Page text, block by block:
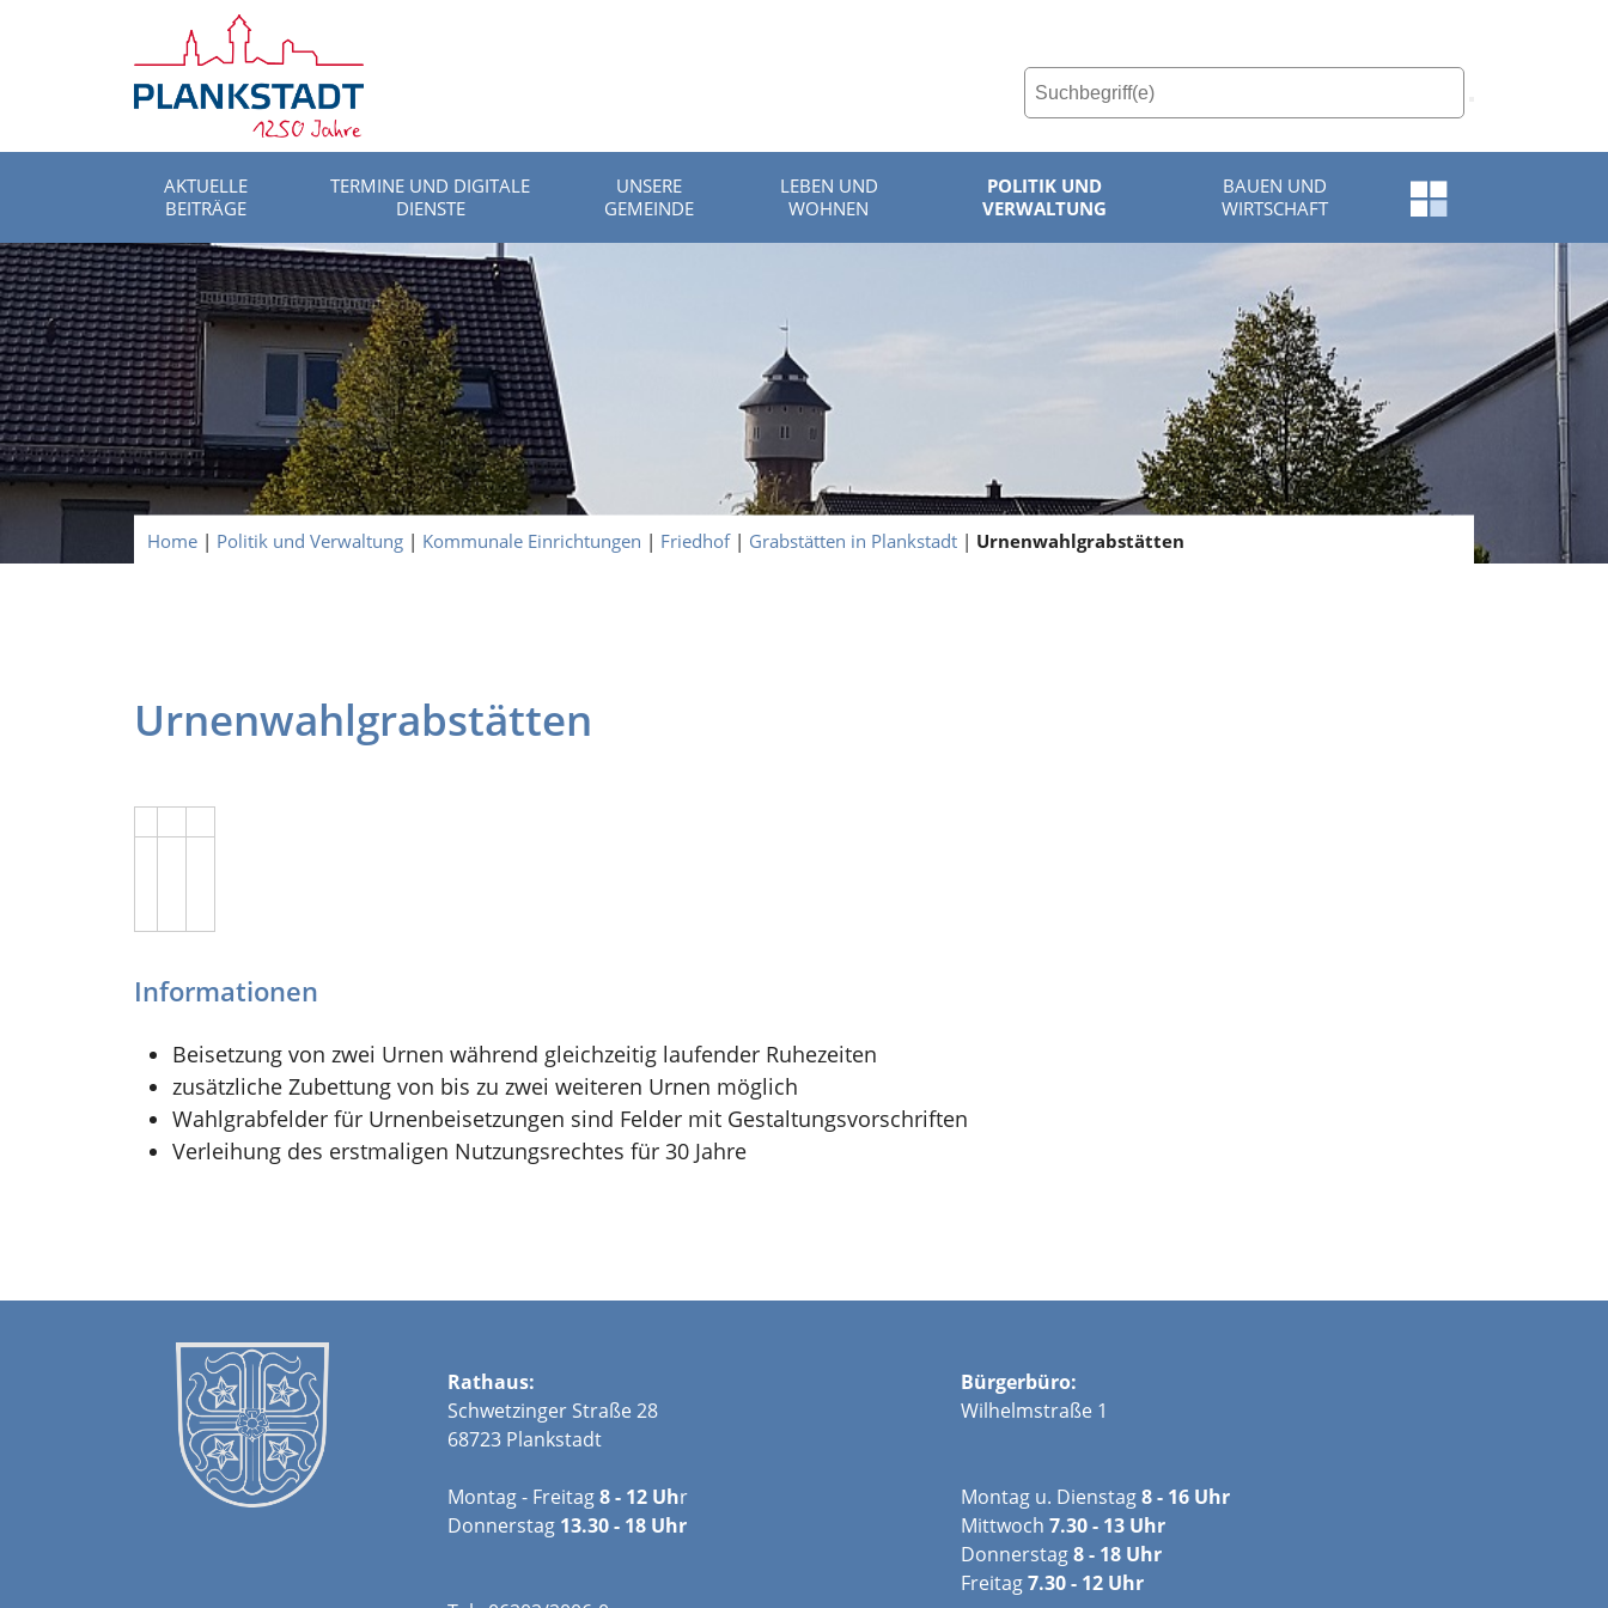
AKTUELLE
BEITRÄGE
TERMINE UND DIGITALE
DIENSTE
UNSERE
GEMEINDE
LEBEN UND
WOHNEN
POLITIK UND
VERWALTUNG
BAUEN UND
WIRTSCHAFT
Schnellzugriff-
Menü
Home | Politik und Verwaltung | Kommunale Einrichtungen | Friedhof| Grabstätten in Plankstadt | Urnenwahlgrabstätten
Urnenwahlgrabstätten
Informationen
Beisetzung von zwei Urnen während gleichzeitig laufender Ruhezeiten
zusätzliche Zubettung von bis zu zwei weiteren Urnen möglich
Wahlgrabfelder für Urnenbeisetzungen sind Felder mit Gestaltungsvorschriften
Verleihung des erstmaligen Nutzungsrechtes für 30 Jahre
Rathaus:
Schwetzinger Straße 28
68723 Plankstadt
Montag - Freitag8 - 12 Uhr
Donnerstag 13.30 - 18 Uhr
Bürgerbüro:
Wilhelmstraße 1
Montag u. Dienstag8 - 16 Uhr
Mittwoch 7.30 - 13 Uhr
Donnerstag8 - 18 Uhr
Freitag7.30 - 12 Uhr